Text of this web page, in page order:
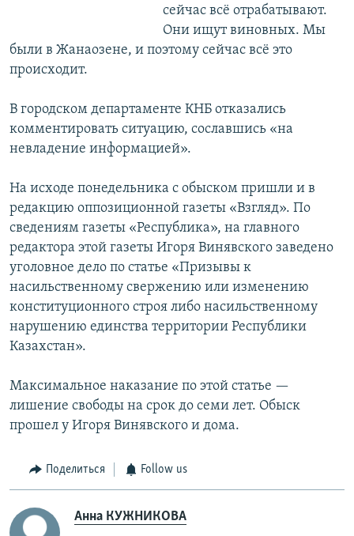
сейчас всё отрабатывают.
Они ищут виновных. Мы
были в Жанаозене, и поэтому сейчас всё это
происходит.
В городском департаменте КНБ отказались
комментировать ситуацию, сославшись «на
невладение информацией».
На исходе понедельника с обыском пришли и в
редакцию оппозиционной газеты «Взгляд». По
сведениям газеты «Республика», на главного
редактора этой газеты Игоря Винявского заведено
уголовное дело по статье «Призывы к
насильственному свержению или изменению
конституционного строя либо насильственному
нарушению единства территории Республики
Казахстан».
Максимальное наказание по этой статье —
лишение свободы на срок до семи лет. Обыск
прошел у Игоря Винявского и дома.
Поделиться Follow us
Анна КУЖНИКОВА